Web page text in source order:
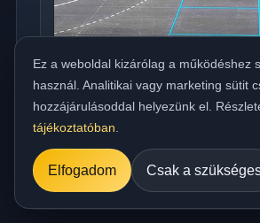
Országos meleg aszfaltozás
../referencia/15.jpg
Ez a weboldal kizárólag a működéshez
használ. Analitikai vagy marketing sütit
hozzájárulásoddal helyezünk el.
tájékoztatóban
Elfogadom Csak a